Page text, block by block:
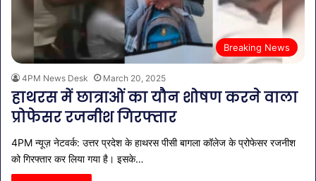
Breaking News
4PM News Desk March 20, 2025
हाथरस में छात्राओं का यौन शोषण करने वाला
प्रोफेसर रजनीश गिरफ्तार
4PM न्यूज़ नेटवर्क: उत्तर प्रदेश के हाथरस पीसी बागला कॉलेज के प्रोफेसर रजनीश
को गिरफ्तार कर लिया गया है। इसके…